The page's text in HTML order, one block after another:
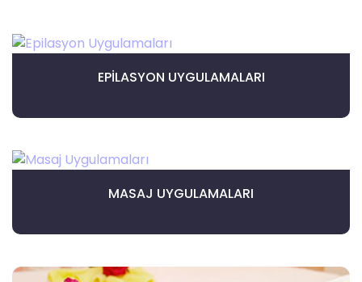
EPILASYON UYGULAMALARI
MASAJ UYGULAMALARI